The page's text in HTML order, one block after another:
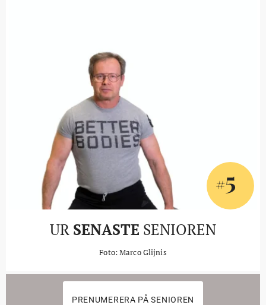
#5
UR SENASTE SENIOREN
Foto: Marco Glijnis
PRENUMERERA PÅ SENIOREN